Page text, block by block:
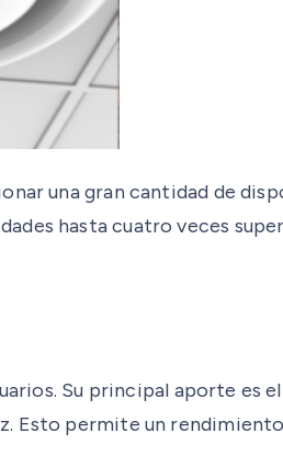
una gran cantidad de
hasta cuatro veces
Su principal aporte es
Esto permite un